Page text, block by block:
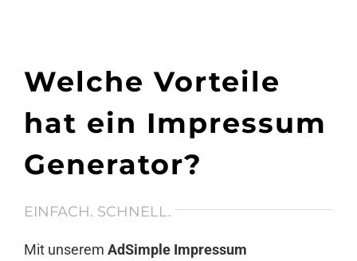
Welche Vorteile
hat ein Impressum
Generator?
EINFACH. SCHNELL.
Mit unserem AdSimple Impressum